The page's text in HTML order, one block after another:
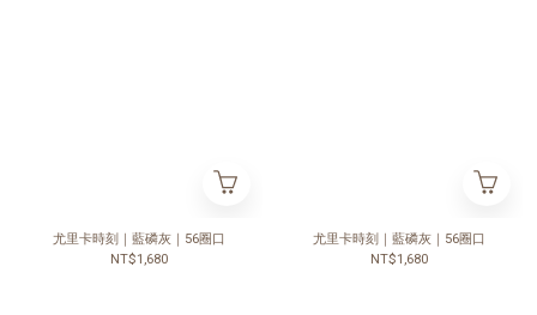
尤里卡時刻｜藍磷灰｜56圈口
NT$1,680
尤里卡時刻｜藍磷灰｜56圈口
NT$1,680